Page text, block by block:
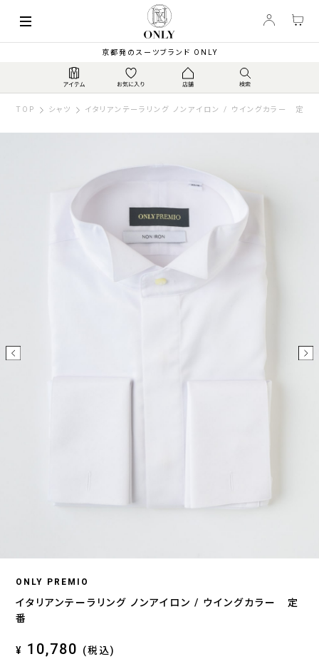
京都発のスーツブランド ONLY
TOP シャツ イタリアンテーラリング ノンアイロン / ウイングカラー 定番
ONLY PREMIO
イタリアンテーラリング ノンアイロン / ウイングカラー 定
番
¥ 10,780 (税込)